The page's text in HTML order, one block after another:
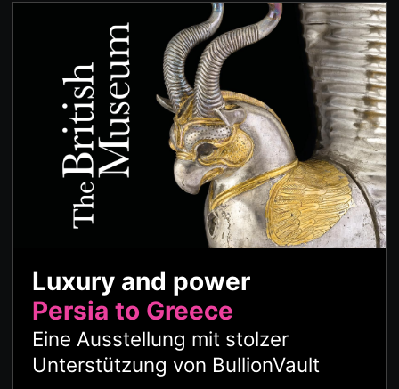
Luxury and power
Persia to Greece
Eine Ausstellung mit stolzer
Unterstützung von BullionVault